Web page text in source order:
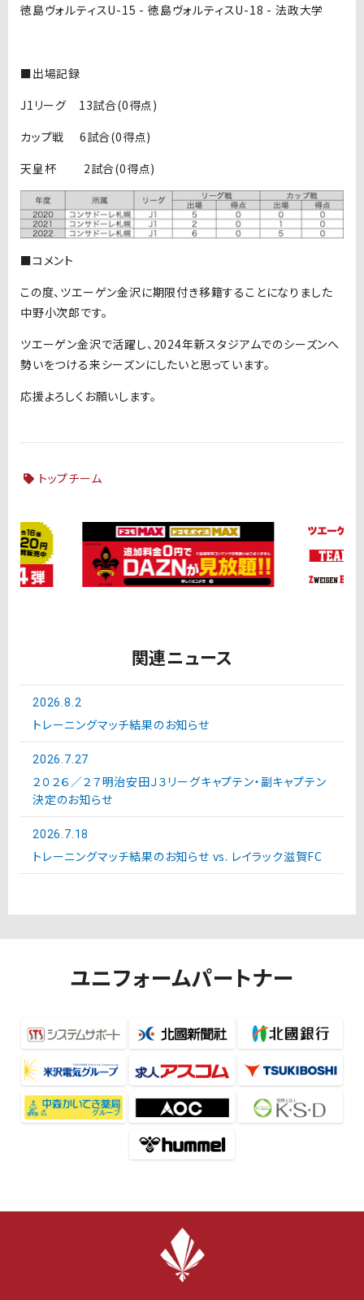
徳島ヴォルティスU-15 - 徳島ヴォルティスU-18 - 法政大学
■出場記録
J1リーグ 13試合(0得点)
カップ戦 6試合(0得点)
天皇杯 2試合(0得点)
■コメント
この度、ツエーゲン金沢に期限付き移籍することになりました
中野小次郎です。
ツエーゲン金沢で活躍し、2024年新スタジアムでのシーズンへ
勢いをつける来シーズンにしたいと思っています。
応援よろしくお願いします。
トップチーム
関連ニュース
2026.8.2
トレーニングマッチ結果のお知らせ
2026.7.27
２０２６／２７明治安田Ｊ３リーグキャプテン・副キャプテン
決定のお知らせ
2026.7.18
トレーニングマッチ結果のお知らせ vs. レイラック滋賀FC
ユニフォームパートナー